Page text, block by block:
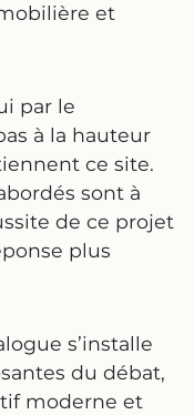
et
par le
à la hauteur
ce site.
sont à
de ce projet
plus
s’installe
du débat,
moderne et